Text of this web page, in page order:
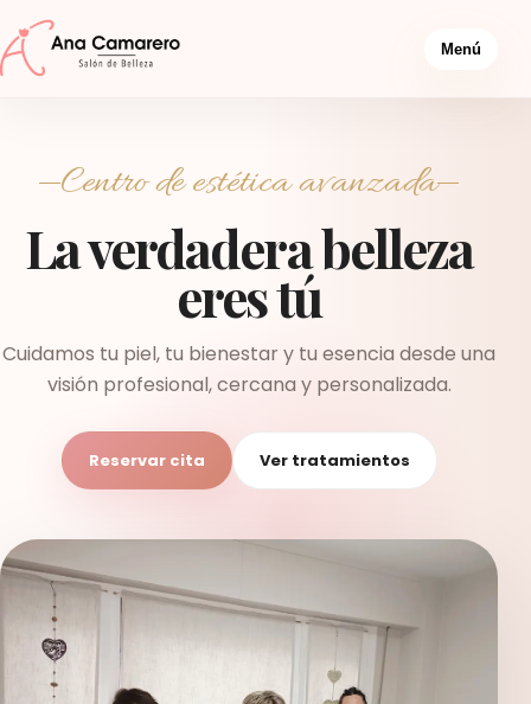
Menú
Centro de estética avanzada
La verdadera belleza
eres tú
Cuidamos tu piel, tu bienestar y tu esencia desde una
visión profesional, cercana y personalizada.
Reservar cita Ver tratamientos